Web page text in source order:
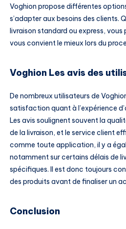
Voghion propose différentes
s’adapter aux besoins des clients.
livraison standard ou express, vous
vous convient le mieux lors du
Voghion Les avis des
De nombreux utilisateurs de
satisfaction quant à l’expérience
Les avis soulignent souvent la
de la livraison, et le service client
comme toute application, il y a
notamment sur certains délais de
spécifiques. Il est donc toujours
des produits avant de finaliser un
Conclusion